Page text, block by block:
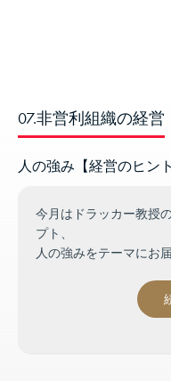
07.非営利組織の経営
人の強み【経営のヒント
今月はドラッカー教授
プト、
人の強みをテーマにお